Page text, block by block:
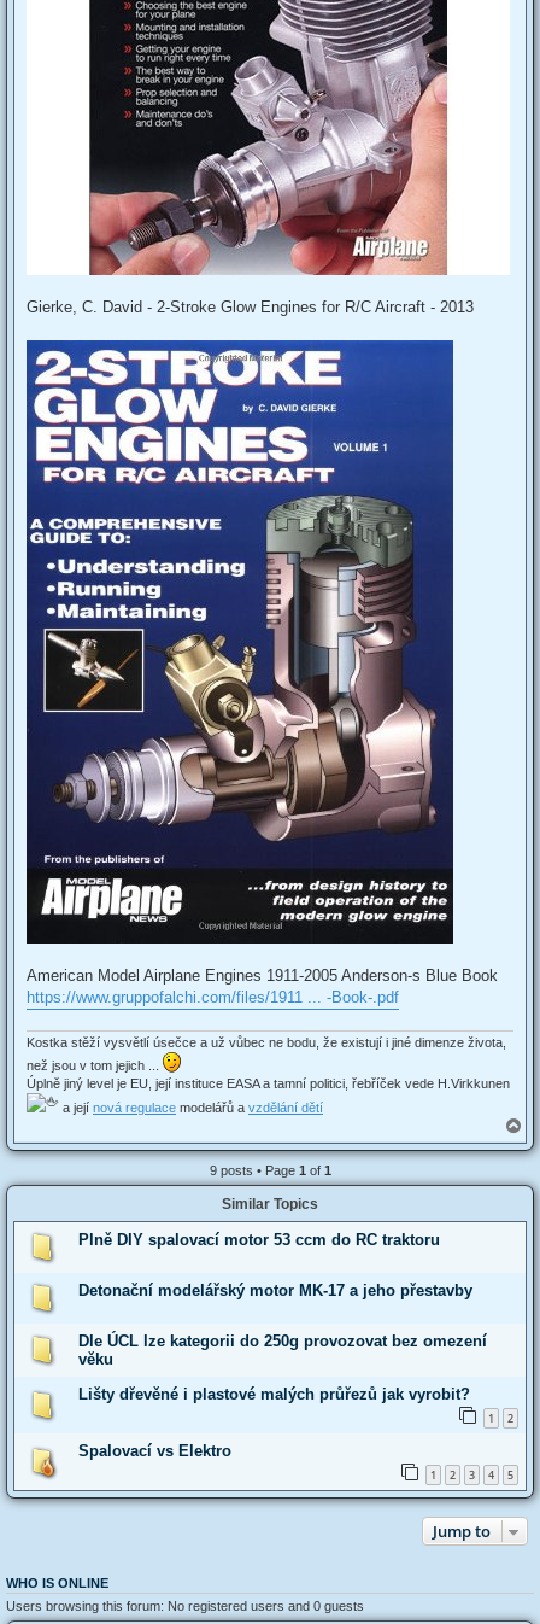
Gierke, C. David - 2-Stroke Glow Engines for R/C Aircraft - 2013
American Model Airplane Engines 1911-2005 Anderson-s Blue Book
https://www.gruppofalchi.com/files/1911 ... -Book-.pdf
Kostka stěží vysvětlí úsečce a už vůbec ne bodu, že existují i jiné dimenze života,
než jsou v tom jejich ...
Úplně jiný level je EU, její instituce EASA a tamní politici, řebříček vede H.Virkkunen
a její nová regulace modelářů a vzdělání dětí
o
p
9 posts • Page 1of 1
Similar Topics
Plně DIY spalovací motor 53 ccm do RC traktoru
Detonační modelářský motor MK-17 a jeho přestavby
Dle ÚCL lze kategorii do 250g provozovat bez omezení
věku
Lišty dřevěné i plastové malých průřezů jak vyrobit?
1 2
Spalovací vs Elektro
1 2 3 4 5
Jump to
WHO IS ONLINE
Users browsing this forum: No registered users and 0 guests